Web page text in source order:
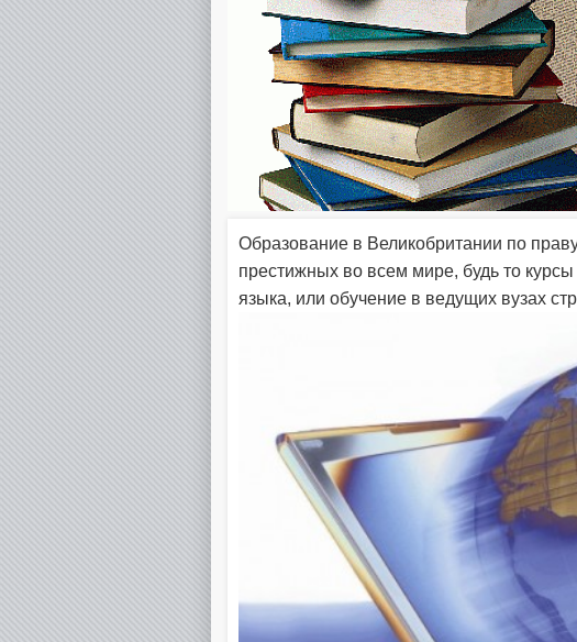
Образование в Великобритании по
престижных во всем мире, будь то
языка, или обучение в ведущих вузах